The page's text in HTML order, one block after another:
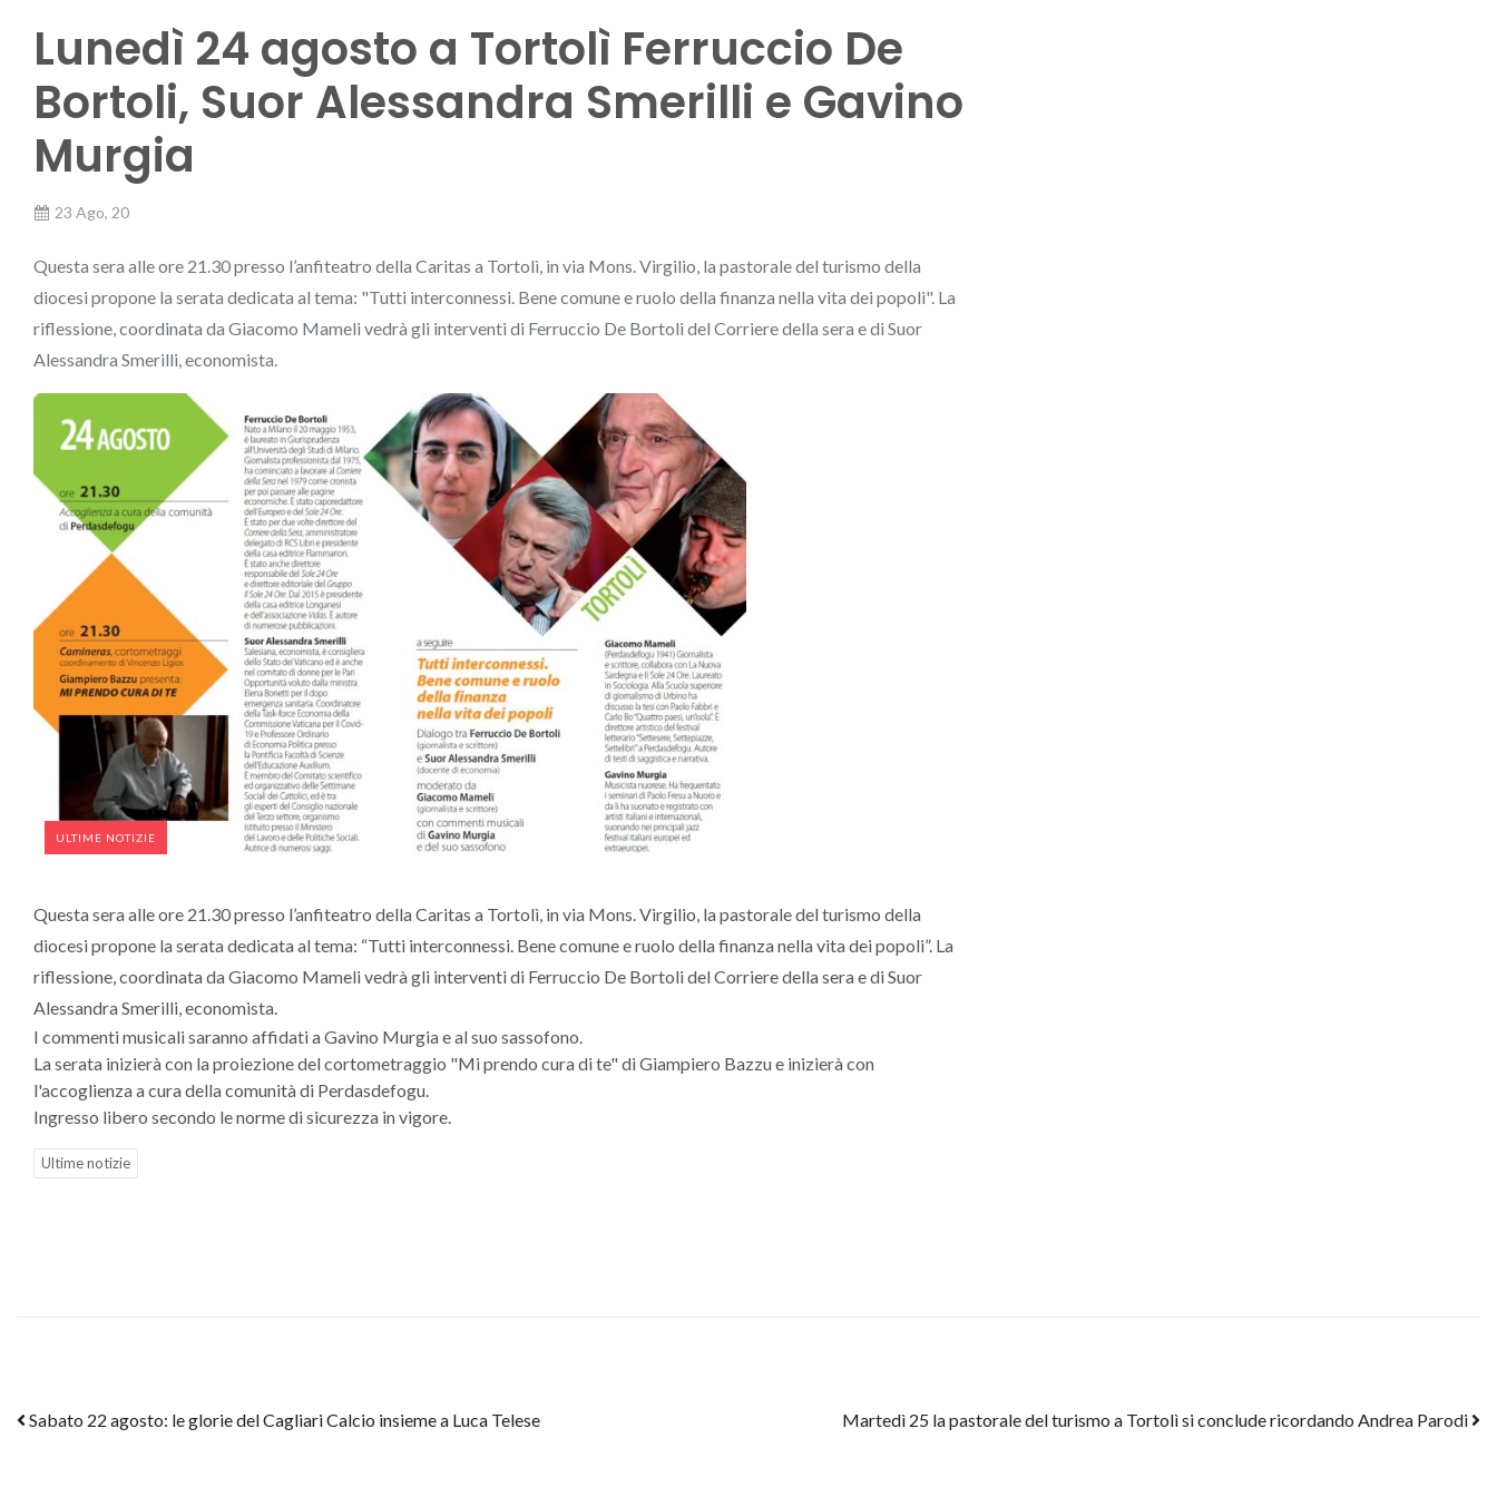
Lunedì 24 agosto a Tortolì Ferruccio De
Bortoli, Suor Alessandra Smerilli e Gavino
Murgia
23 Ago, 20
Questa sera alle ore 21.30 presso l’anfiteatro della Caritas a Tortolì, in via Mons. Virgilio, la pastorale del turismo della
diocesi propone la serata dedicata al tema: "Tutti interconnessi. Bene comune e ruolo della finanza nella vita dei popoli". La
riflessione, coordinata da Giacomo Mameli vedrà gli interventi di Ferruccio De Bortoli del Corriere della sera e di Suor
Alessandra Smerilli, economista.
ULTIME NOTIZIE
Questa sera alle ore 21.30 presso l’anfiteatro della Caritas a Tortolì, in via Mons. Virgilio, la pastorale del turismo della
diocesi propone la serata dedicata al tema: “Tutti interconnessi. Bene comune e ruolo della finanza nella vita dei popoli”. La
riflessione, coordinata da Giacomo Mameli vedrà gli interventi di Ferruccio De Bortoli del Corriere della sera e di Suor
Alessandra Smerilli, economista.
I commenti musicali saranno affidati a Gavino Murgia e al suo sassofono.
La serata inizierà con la proiezione del cortometraggio "Mi prendo cura di te" di Giampiero Bazzu e inizierà con
l'accoglienza a cura della comunità di Perdasdefogu.
Ingresso libero secondo le norme di sicurezza in vigore.
Ultime notizie
Post navigation
Sabato 22 agosto: le glorie del Cagliari Calcio insieme a Luca Telese Martedì 25 la pastorale del turismo a Tortolì si conclude ricordando Andrea Parodi